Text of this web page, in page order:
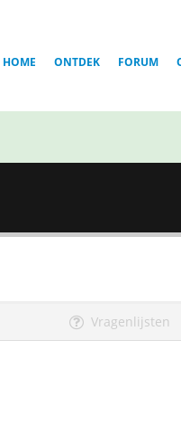
HOME ONTDEK FORUM
Vragenlijsten